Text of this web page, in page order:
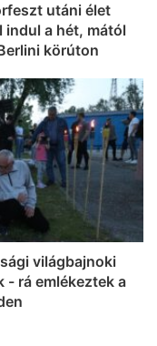
utáni élet
indul a hét, mától
körúton
világbajnoki
- rá emlékeztek a